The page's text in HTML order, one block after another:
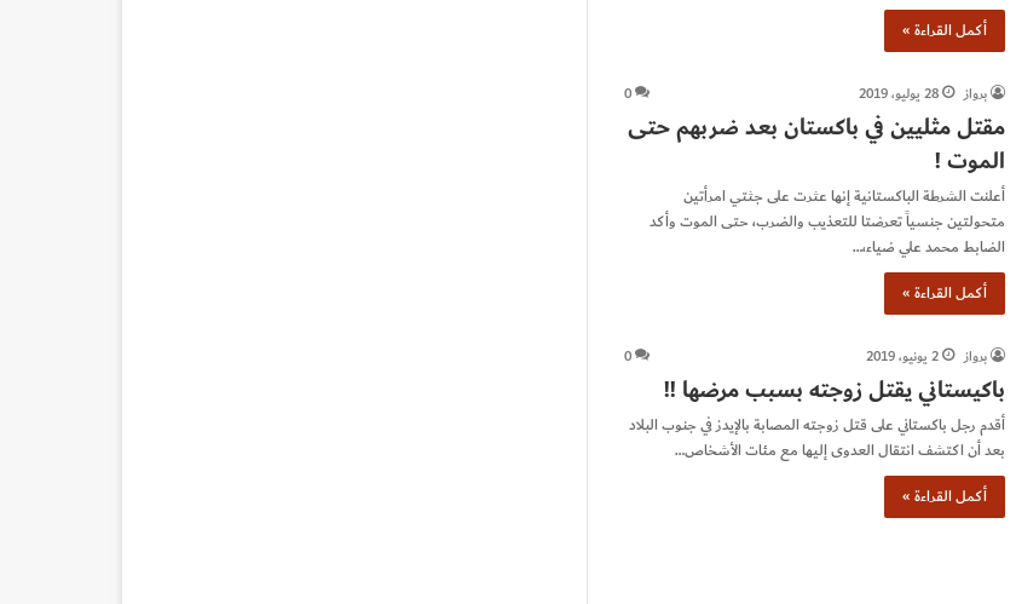
أكمل القراءة »
برواز 28 يوليو، 2019 0
مقتل مثليين في باكستان بعد ضربهم حتى
الموت !
أعلنت الشرطة الباكستانية إنها عثرت على جثتي امرأتين
متحولتين جنسياً تعرضتا للتعذيب والضرب، حتى الموت وأكد
الضابط محمد علي ضياء،…
أكمل القراءة »
برواز 2 يونيو، 2019 0
باكيستاني يقتل زوجته بسبب مرضها !!
أقدم رجل باكستاني على قتل زوجته المصابة بالإيدز في جنوب البلاد
بعد أن اكتشف انتقال العدوى إليها مع مئات الأشخاص…
أكمل القراءة »